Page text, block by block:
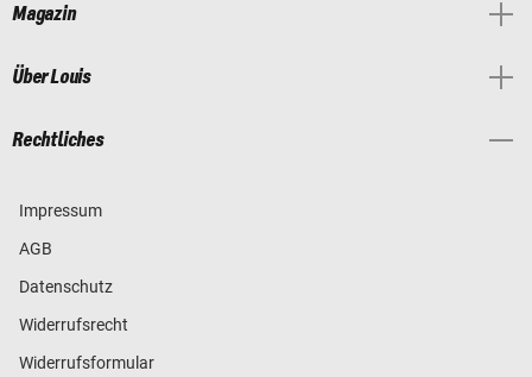
Magazin
Über Louis
Rechtliches
Impressum
AGB
Datenschutz
Widerrufsrecht
Widerrufsformular